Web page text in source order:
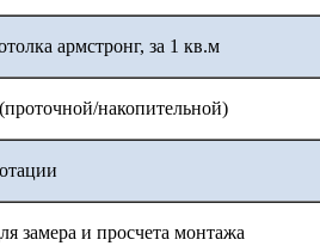
армстронг, за 1 кв.м
накопительной)
замера и просчета монтажа